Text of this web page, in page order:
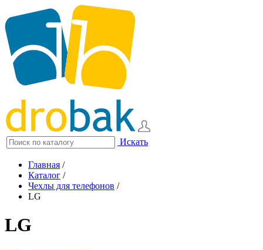
Искать
Главная /
Каталог /
Чехлы для телефонов /
LG
LG